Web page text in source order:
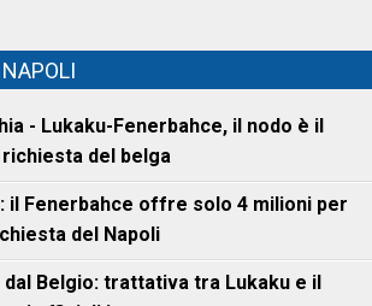
- Lukaku-Fenerbahce, il nodo è il
del belga
il Fenerbahce offre solo 4 milioni per
del Napoli
dal Belgio: trattativa tra Lukaku e il